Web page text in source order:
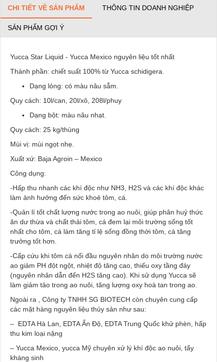
CHI TIẾT VỀ SẢN PHẨM THÔNG TIN DOANH NGHIỆP
SẢN PHẨM GỢI Ý
Yucca Star Liquid - Yucca Mexico nguyên liệu tốt nhất
Thành phần: chiết suất 100% từ Yucca schidigera.
Dạng lỏng: có màu nâu sẫm.
Quy cách: 10l/can, 20l/xô, 208l/phuy
Dạng bột: màu nâu nhạt.
Quy cách: 25 kg/thùng
Mùi vị: mùi ngọt nhẹ.
Xuất xứ: Baja Agroin – Mexico
Công dụng:
-Hấp thu nhanh các khí độc như NH3, H2S và các khí độc khác
làm ảnh hưởng đến sức khoẻ tôm, cá.
-Quản lí tốt chất lượng nước trong ao nuôi, giúp phân huỷ thức
ăn dư thừa và chất thải tôm, cá đem lại môi trường sống tốt
nhất cho tôm, cá làm tăng tỉ lệ sống đồng thời tôm, cá tăng
trưởng tốt hơn.
-Cấp cứu khi tôm cá nổi đầu nguyên nhân do môi trường nước
ao giảm PH đột ngột, nhiệt độ tăng cao, thiếu oxy tầng đáy
(nguyên nhân dẫn đến H2S tăng cao). Khi sử dụng Yucca sẽ
làm giảm tảo trong ao nuôi, tăng lượng oxy hoà tan trong ao.
Ngoài ra , Công ty TNHH SG BIOTECH còn chuyên cung cấp
các mặt hàng nguyên liệu thủy sản như sau:
– EDTA Hà Lan, EDTA Ấn Độ, EDTA Trung Quốc khử phèn, hấp
thu kim loại nặng
– Yucca Mexico, yucca Mỹ chuyên xử lý khí độc ao nuôi, tẩy
kháng sinh